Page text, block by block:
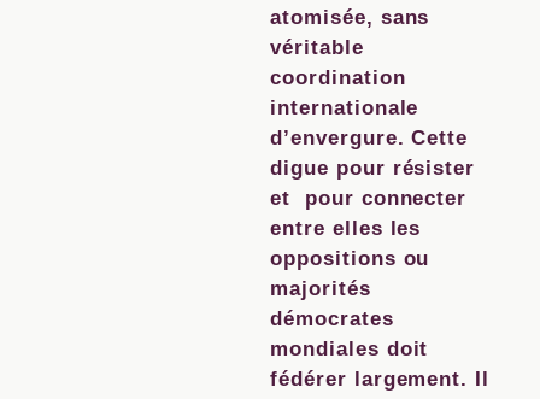
atomisée, sans
véritable
coordination
internationale
d’envergure. Cette
digue pour résister
et pour connecter
entre elles les
oppositions ou
majorités
démocrates
mondiales doit
fédérer largement. Il